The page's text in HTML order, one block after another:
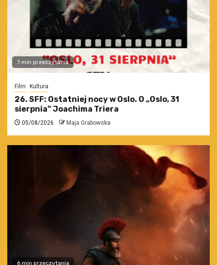
7 min przeczytania
Film Kultura
26. SFF: Ostatniej nocy w Oslo. O „Oslo, 31
sierpnia” Joachima Triera
05/08/2026 Maja Grabowska
6 min przeczytania